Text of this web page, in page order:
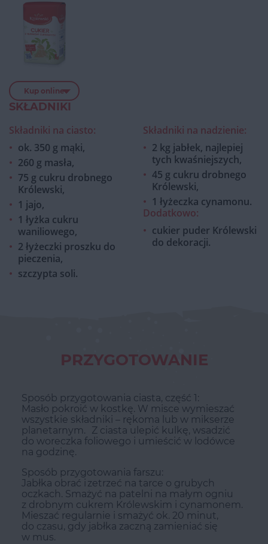
Kup online
SKŁADNIKI
Składniki na ciasto:
ok. 350 g mąki,
260 g masła,
75 g cukru drobnego
Królewski,
1 jajo,
1 łyżka cukru
waniliowego,
2 łyżeczki proszku do
pieczenia,
szczypta soli.
Składniki na nadzienie:
2 kg jabłek, najlepiej
tych kwaśniejszych,
45 g cukru drobnego
Królewski,
1 łyżeczka cynamonu.
Dodatkowo:
cukier puder Królewski
do dekoracji.
PRZYGOTOWANIE
Sposób przygotowania ciasta, część 1:
Masło pokroić w kostkę. W misce wymieszać
wszystkie składniki – rękoma lub w mikserze
planetarnym. Z ciasta ulepić kulkę, wsadzić
do woreczka foliowego i umieścić w lodówce
na godzinę.
Sposób przygotowania farszu:
Jabłka obrać i zetrzeć na tarce o grubych
oczkach. Smażyć na patelni na małym ogniu
z drobnym cukrem Królewskim i cynamonem.
Mieszać regularnie i smażyć ok. 20 minut,
do czasu, gdy jabłka zaczną zamieniać się
w mus.